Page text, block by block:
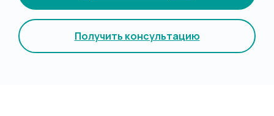
Получить консультацию